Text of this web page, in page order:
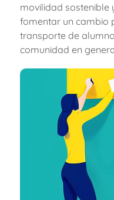
movilidad sostenible
fomentar un cambio
transporte de
comunidad en